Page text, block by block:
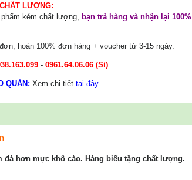
LƯỢNG:
phẩm kém chất lượng,bạn trả hàng và nhận lại 100%
hoàn 100% đơn hàng + voucher từ 3-15 ngày.
-0961.64.06.06 (Sỉ)
QUẢN: Xem chi tiếttại đây.
đà hơn mực khô cào. Hàng biếu tặng chất lượng.